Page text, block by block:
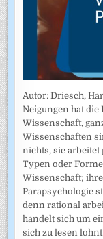
Autor: Driesch,
Neigungen hat die
Wissenschaft,
Wissenschaften
nichts, sie
Typen oder
Wissenschaft;
Parapsychologie
denn rational
handelt sich um
sich zu lesen lohnt.